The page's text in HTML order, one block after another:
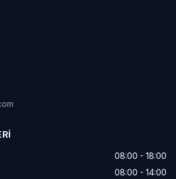
08:00 - 18:00
08:00 - 14:00